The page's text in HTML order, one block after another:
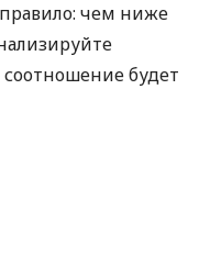
чем ниже
будет